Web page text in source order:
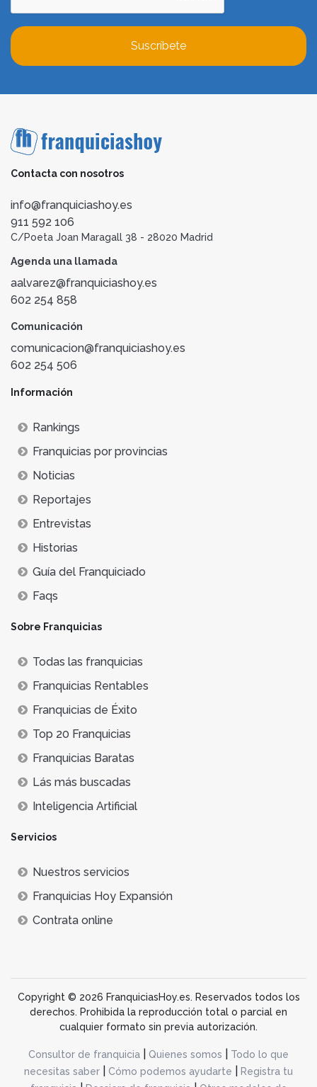
Suscríbete
Contacta con nosotros
info@franquiciashoy.es
911 592 106
C/Poeta Joan Maragall 38 - 28020 Madrid
Agenda una llamada
aalvarez@franquiciashoy.es
602 254 858
Comunicación
comunicacion@franquiciashoy.es
602 254 506
Información
Rankings
Franquicias por provincias
Noticias
Reportajes
Entrevistas
Historias
Guía del Franquiciado
Faqs
Sobre Franquicias
Todas las franquicias
Franquicias Rentables
Franquicias de Éxito
Top 20 Franquicias
Franquicias Baratas
Lás más buscadas
Inteligencia Artificial
Servicios
Nuestros servicios
Franquicias Hoy Expansión
Contrata online
Copyright © 2026 FranquiciasHoy.es. Reservados todos los
derechos. Prohibida la reproducción total o parcial en
cualquier formato sin previa autorización.
Consultor de franquicia Quienes somos
Todo lo que
necesitas saber
Cómo podemos ayudarte
Registra tu